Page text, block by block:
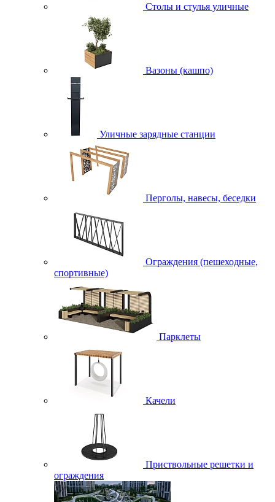
Столы и стулья уличные
Вазоны (кашпо)
Уличные зарядные станции
Перголы, навесы, беседки
Ограждения (пешеходные,
спортивные)
Парклеты
Качели
Приствольные решетки и
ограждения